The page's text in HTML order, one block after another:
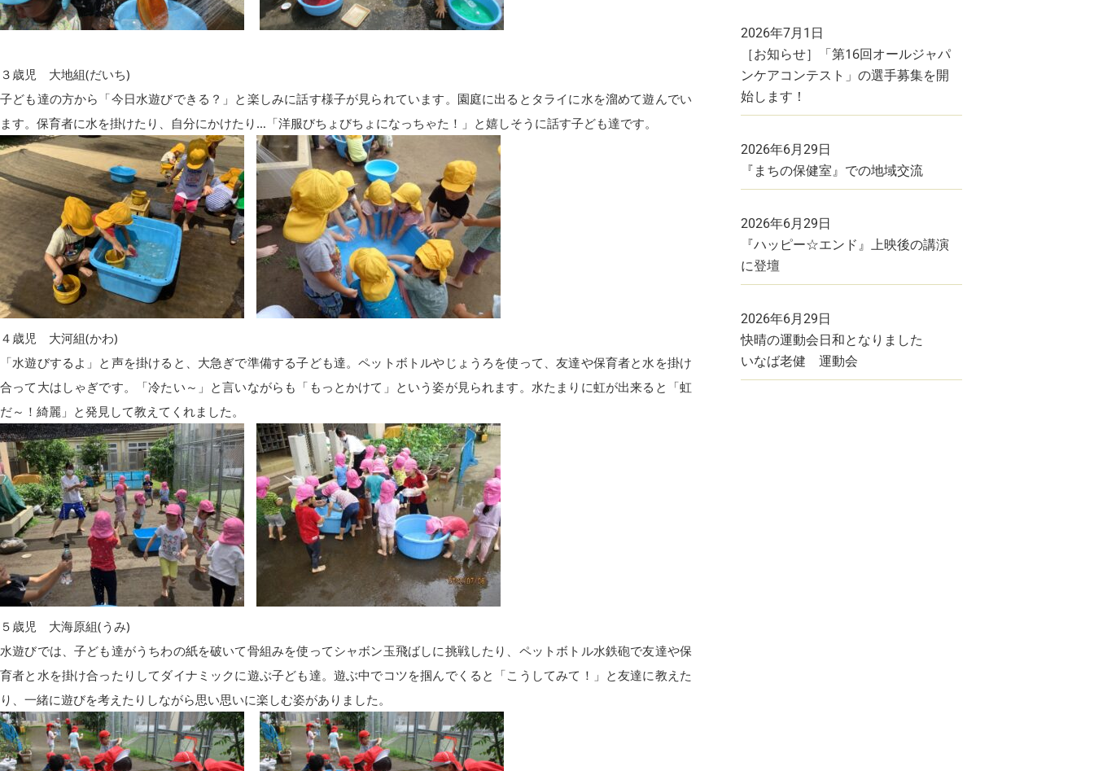
３歳児 大地組(だいち)
子ども達の方から「今日水遊びできる？」と楽しみに話す様子が見られています。園庭に出るとタライに水を溜めて遊んでい
ます。保育者に水を掛けたり、自分にかけたり…「洋服びちょびちょになっちゃた！」と嬉しそうに話す子ども達です。
４歳児 大河組(かわ)
「水遊びするよ」と声を掛けると、大急ぎで準備する子ども達。ペットボトルやじょうろを使って、友達や保育者と水を掛け
合って大はしゃぎです。「冷たい～」と言いながらも「もっとかけて」という姿が見られます。水たまりに虹が出来ると「虹
だ～！綺麗」と発見して教えてくれました。
５歳児 大海原組(うみ)
水遊びでは、子ども達がうちわの紙を破いて骨組みを使ってシャボン玉飛ばしに挑戦したり、ペットボトル水鉄砲で友達や保
育者と水を掛け合ったりしてダイナミックに遊ぶ子ども達。遊ぶ中でコツを掴んでくると「こうしてみて！」と友達に教えた
り、一緒に遊びを考えたりしながら思い思いに楽しむ姿がありました。
2026年7月1日
［お知らせ］「第16回オールジャパ
ンケアコンテスト」の選手募集を開
始します！
2026年6月29日
『まちの保健室』での地域交流
2026年6月29日
『ハッピー☆エンド』上映後の講演
に登壇
2026年6月29日
快晴の運動会日和となりました
いなば老健 運動会